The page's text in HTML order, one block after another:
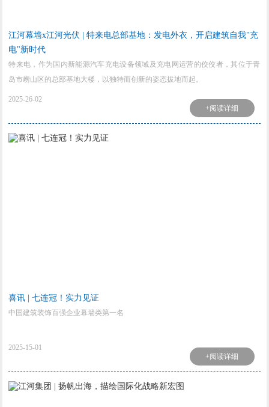
江河幕墙x江河光伏 | 特来电总部基地：发电外衣，开启建筑自我"充
电"新时代
特来电，作为国内新能源汽车充电设备领域及充电网运营的佼佼者，其位于青
岛市崂山区的总部基地大楼，以独特而创新的姿态拔地而起。
2025-26-02
+阅读详细
喜讯 | 七连冠！实力见证
中国建筑装饰百强企业幕墙类第一名
2025-15-01
+阅读详细